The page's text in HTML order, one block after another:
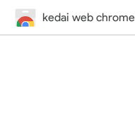
kedai web chrome